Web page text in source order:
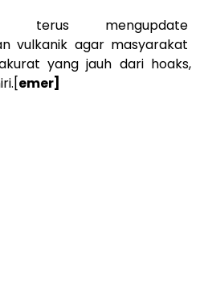
terus mengupdate
vulkanik agar masyarakat
yang jauh dari hoaks,
emer]